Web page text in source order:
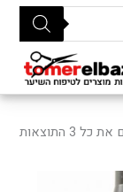
כל ⁦3⁩ התוצאות לפי